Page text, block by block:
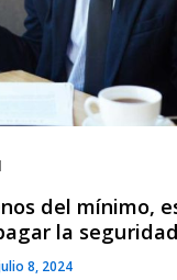
del mínimo,
la
8, 2024